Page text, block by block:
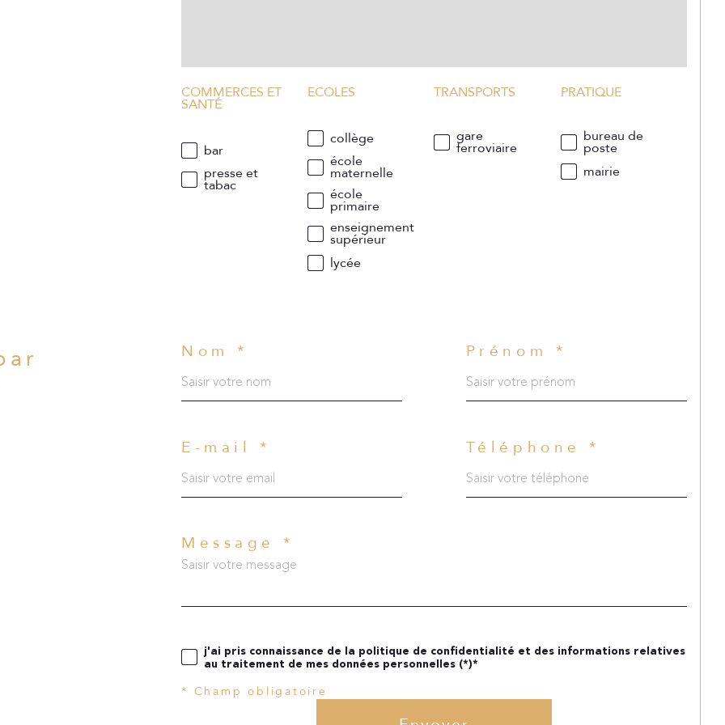
COMMERCES ET
SANTÉ
bar
presse et
tabac
ECOLES
collège
école
maternelle
école
primaire
enseignement
supérieur
lycée
TRANSPORTS
gare
ferroviaire
PRATIQUE
bureau de
poste
mairie
Nom * Prénom *
E-mail * Téléphone *
Message *
j'ai pris connaissance de la politique de confidentialité et des informations relatives
au traitement de mes données personnelles (*)*
* Champ obligatoire